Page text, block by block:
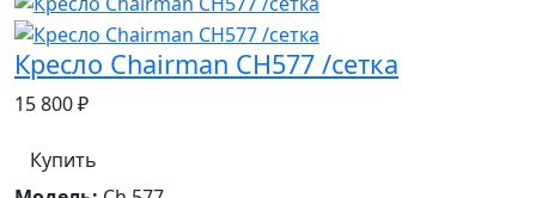
Кресло Chairman СН577 /сетка
15 800 ₽
Купить